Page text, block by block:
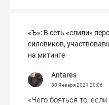
«Ъ»: В сеть «слили»
силовиков,
на митинге
Antares
30 Января 2021 20:06
«Чего бояться то,